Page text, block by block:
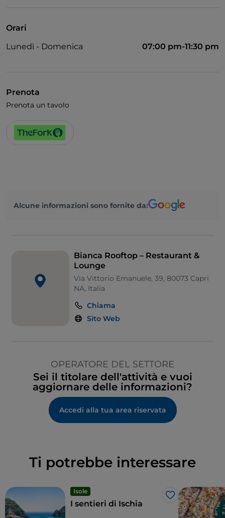
Orari
Lunedì - Domenica
07:00 pm-11:30 pm
Prenota
Prenota un tavolo
Alcune informazioni sono fornite da:
Bianca Rooftop – Restaurant &
Lounge
Via Vittorio Emanuele, 39, 80073 Capri
NA, Italia
Chiama
Sito Web
OPERATORE DEL SETTORE
Sei il titolare dell'attività e vuoi
aggiornare delle informazioni?
Accedi alla tua area riservata
Ti potrebbe interessare
Isole
Like
I sentieri di Ischia